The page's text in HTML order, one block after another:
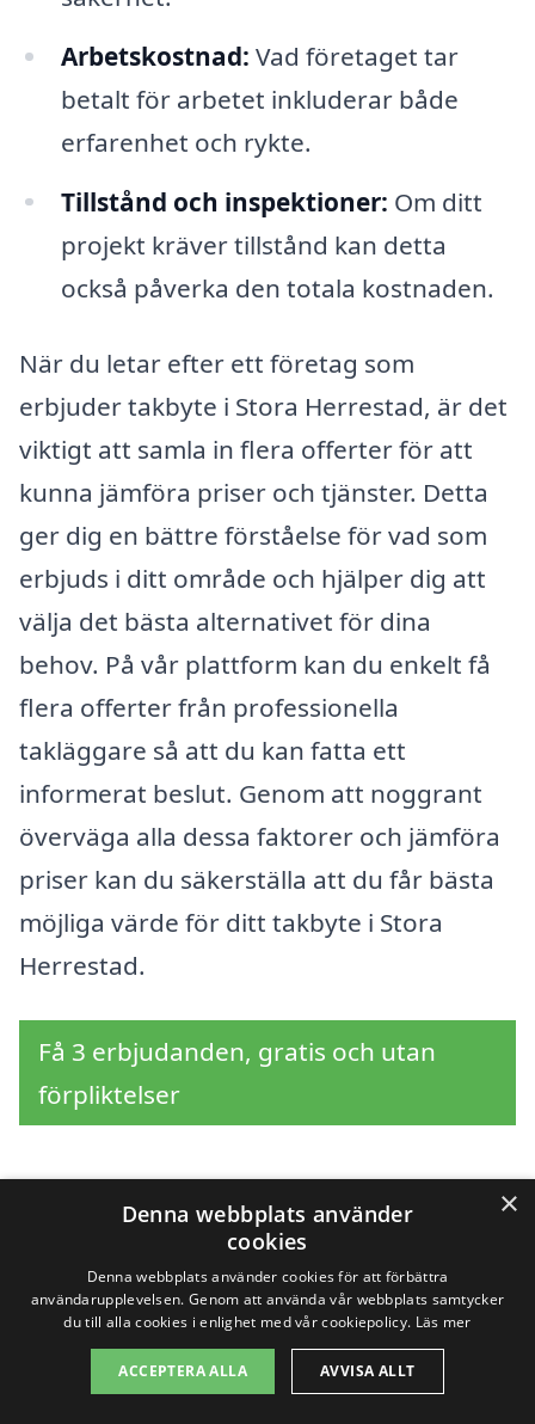
Arbetskostnad: Vad företaget tar
betalt för arbetet inkluderar både
erfarenhet och rykte.
Tillstånd och inspektioner: Om ditt
projekt kräver tillstånd kan detta
också påverka den totala kostnaden.
När du letar efter ett företag som
erbjuder takbyte i Stora Herrestad, är det
viktigt att samla in flera offerter för att
kunna jämföra priser och tjänster. Detta
ger dig en bättre förståelse för vad som
erbjuds i ditt område och hjälper dig att
välja det bästa alternativet för dina
behov. På vår plattform kan du enkelt få
flera offerter från professionella
takläggare så att du kan fatta ett
informerat beslut. Genom att noggrant
överväga alla dessa faktorer och jämföra
priser kan du säkerställa att du får bästa
möjliga värde för ditt takbyte i Stora
Herrestad.
Få 3 erbjudanden, gratis och utan
förpliktelser
Sök efter en
professionell för
takbyte i andra städer
nära Stora Herrestad
×
Denna webbplats använder
cookies
Denna webbplats använder cookies för att förbättra
användarupplevelsen. Genom att använda vår webbplats samtycker
du till alla cookies i enlighet med vår cookiepolicy. Läs mer
ACCEPTERA ALLA AVVISA ALLT